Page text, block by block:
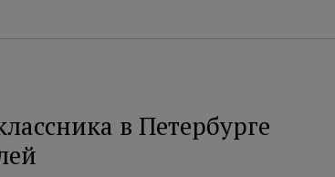
в Петербурге